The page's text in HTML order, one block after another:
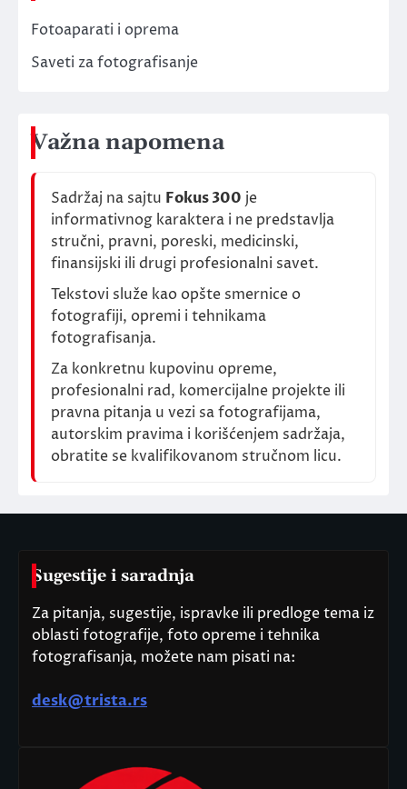
Fotoaparati i oprema
Saveti za fotografisanje
Važna napomena
Sadržaj na sajtu Fokus 300 je
informativnog karaktera i ne predstavlja
stručni, pravni, poreski, medicinski,
finansijski ili drugi profesionalni savet.
Tekstovi služe kao opšte smernice o
fotografiji, opremi i tehnikama
fotografisanja.
Za konkretnu kupovinu opreme,
profesionalni rad, komercijalne projekte ili
pravna pitanja u vezi sa fotografijama,
autorskim pravima i korišćenjem sadržaja,
obratite se kvalifikovanom stručnom licu.
Sugestije i saradnja
Za pitanja, sugestije, ispravke ili predloge tema iz
oblasti fotografije, foto opreme i tehnika
fotografisanja, možete nam pisati na:
desk@trista.rs